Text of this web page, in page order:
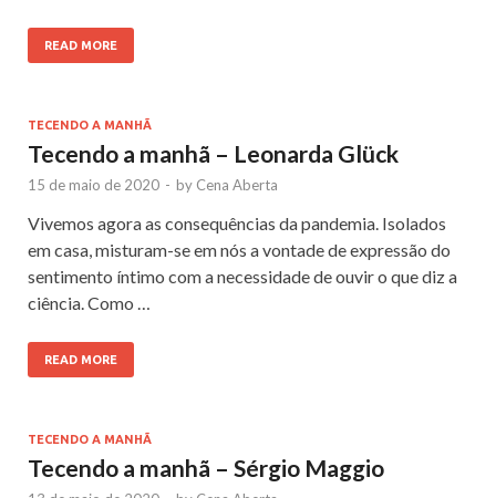
READ MORE
TECENDO A MANHÃ
Tecendo a manhã – Leonarda Glück
15 de maio de 2020 - by Cena Aberta
Vivemos agora as consequências da pandemia. Isolados
em casa, misturam-se em nós a vontade de expressão do
sentimento íntimo com a necessidade de ouvir o que diz a
ciência. Como …
READ MORE
TECENDO A MANHÃ
Tecendo a manhã – Sérgio Maggio